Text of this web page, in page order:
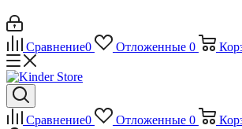
Сравнение0 Отложенные 0
Сравнение0 Отложенные 0